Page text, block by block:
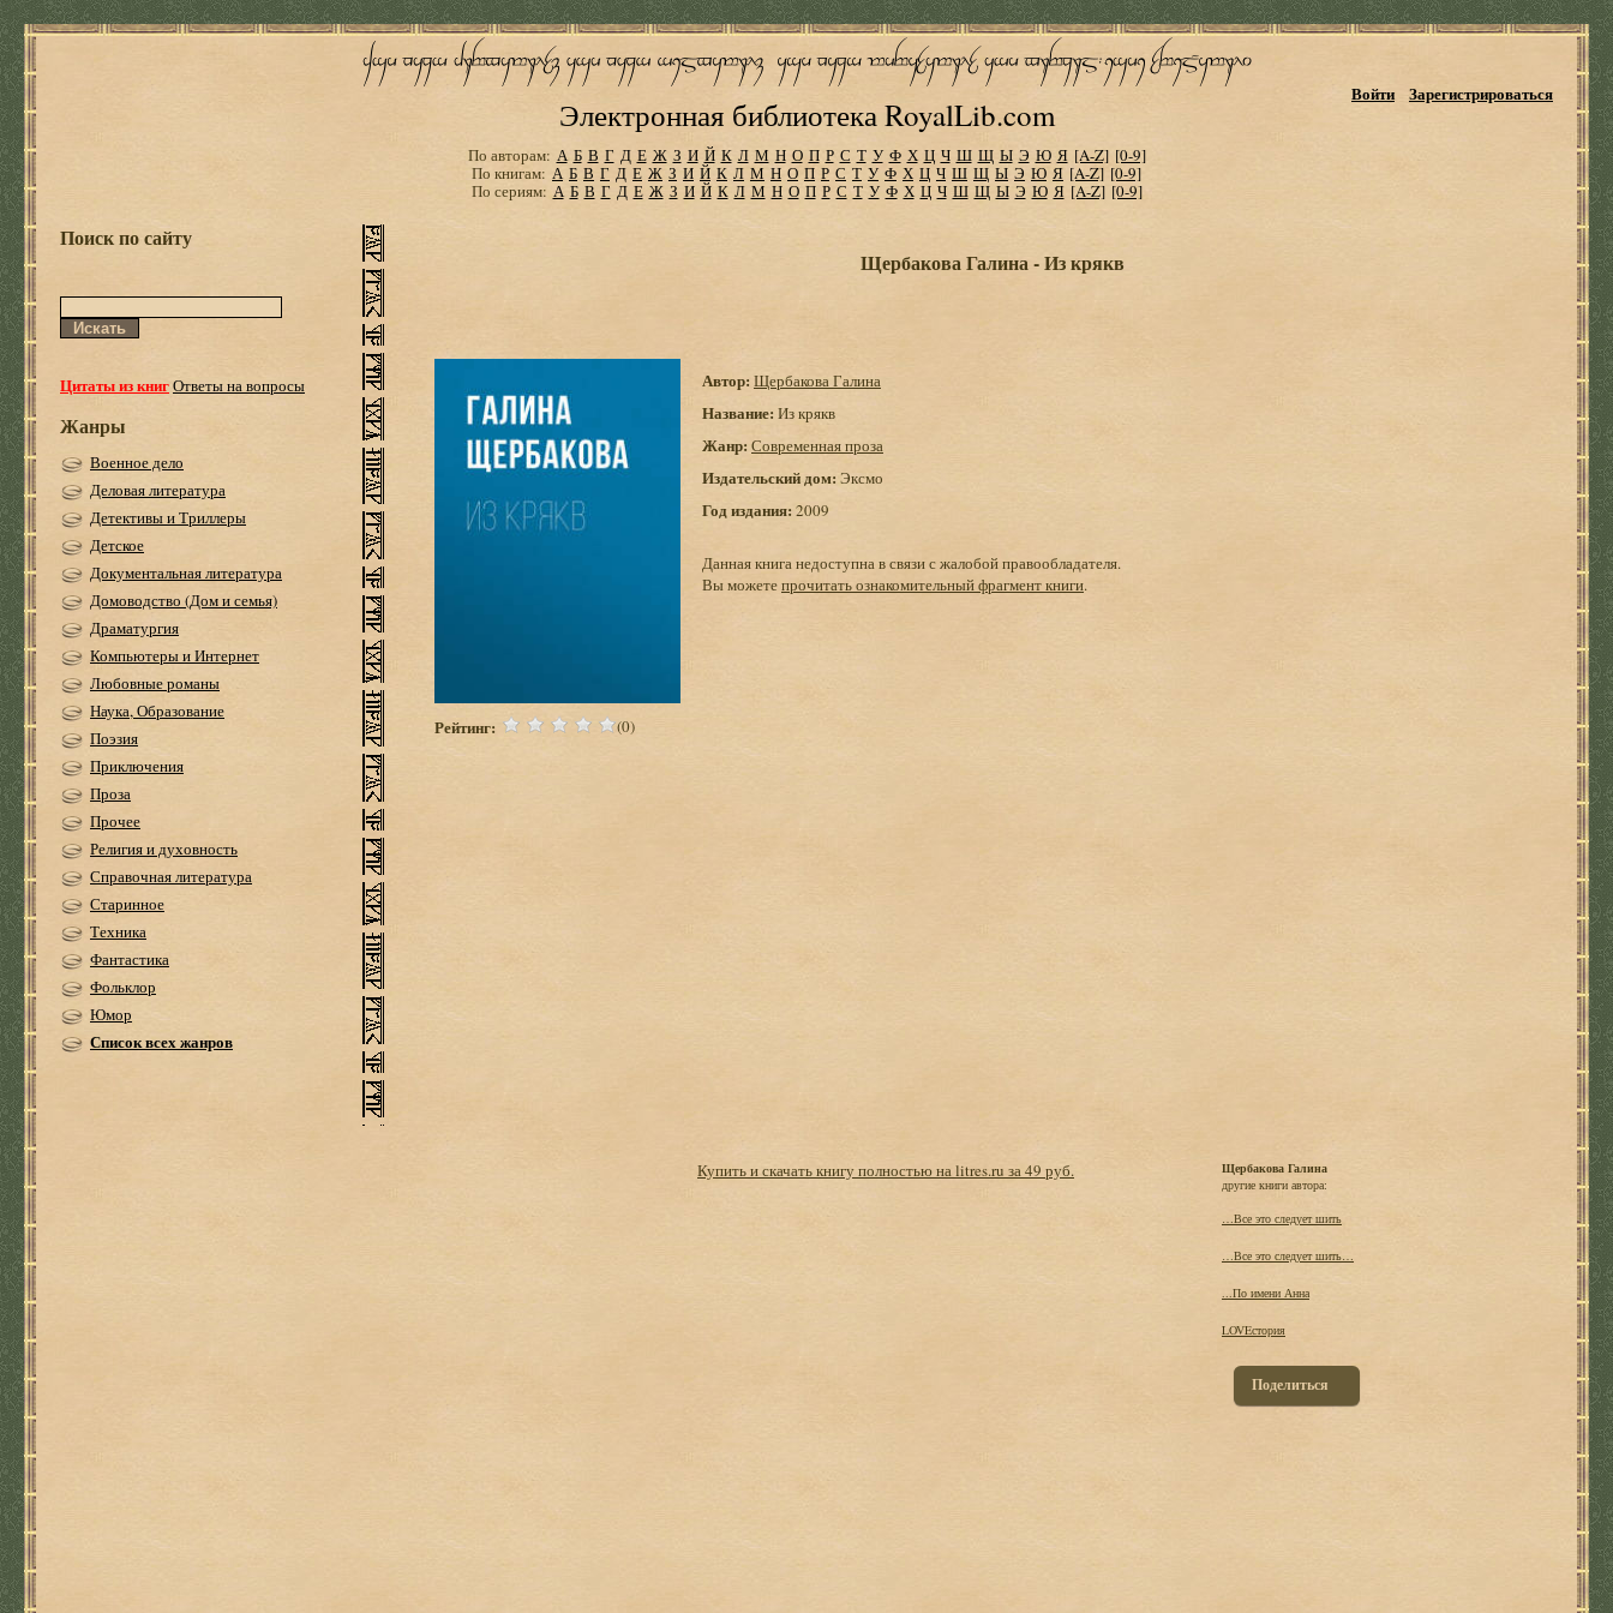
Электронная библиотека RoyalLib.com
Войти Зарегистрироваться
По авторам: А Б В Г Д Е Ж З И Й К Л М Н О П Р С Т У Ф Х Ц Ч Ш Щ Ы Э Ю Я [A-Z] [0-9]
По книгам: А Б В Г Д Е Ж З И Й К Л М Н О П Р С Т У Ф Х Ц Ч Ш Щ Ы Э Ю Я [A-Z] [0-9]
По сериям: А Б В Г Д Е Ж З И Й К Л М Н О П Р С Т У Ф Х Ц Ч Ш Щ Ы Э Ю Я [A-Z] [0-9]
Поиск по сайту
Цитаты из книгОтветы на вопросы
Жанры
Военное дело
Деловая литература
Детективы и Триллеры
Детское
Документальная литература
Домоводство (Дом и семья)
Драматургия
Компьютеры и Интернет
Любовные романы
Наука, Образование
Поэзия
Приключения
Проза
Прочее
Религия и духовность
Справочная литература
Старинное
Техника
Фантастика
Фольклор
Юмор
Список всех жанров
Щербакова Галина - Из крякв
Рейтинг: (0)
Автор: Щербакова Галина
Название: Из крякв
Жанр: Современная проза
Издательский дом: Эксмо
Год издания: 2009
Данная книга недоступна в связи с жалобой правообладателя.
Вы можетепрочитать ознакомительный фрагмент книги.
Купить и скачать книгу полностью на litres.ru за 49 руб.
Щербакова Галина
другие книги автора:
…Все это следует шить
…Все это следует шить…
...По имени Анна
LOVEстория
Поделиться